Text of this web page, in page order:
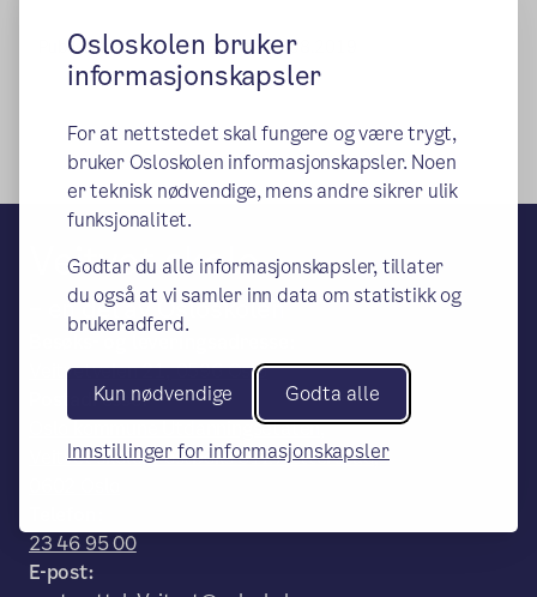
Osloskolen bruker
informasjonskapsler
For at nettstedet skal fungere og være trygt,
bruker Osloskolen informasjonskapsler. Noen
er teknisk nødvendige, mens andre sikrer ulik
funksjonalitet.
Godtar du alle informasjonskapsler, tillater
du også at vi samler inn data om statistikk og
brukeradferd.
Kun nødvendige Godta alle
Innstillinger for informasjonskapsler
Publisert:22.02.2017 Endret:08.08.2019
Veitvet skole
– en del av Osloskolen
Veitvetveien 21, 0596 Oslo
Postadresse:
Oslo kommune Utdanningsetaten,
Veitvet skole, Postboks 6127 Etterstad,
23 46 95 00
E-post: